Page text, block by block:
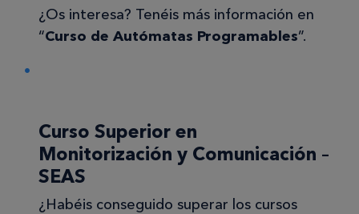
¿Os interesa? Tenéis más información en
“Curso de Autómatas Programables”.
Curso Superior en
Monitorización y Comunicación –
SEAS
¿Habéis conseguido superar los cursos